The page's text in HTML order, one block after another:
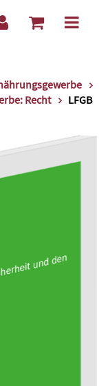
Recht
LFGB